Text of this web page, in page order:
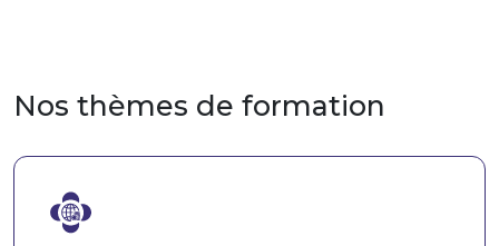
Nos thèmes de formation
Image